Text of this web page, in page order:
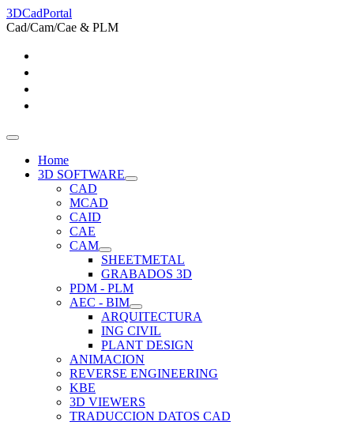
3DCadPortal
Cad/Cam/Cae & PLM
Home
3D SOFTWARE
CAD
MCAD
CAID
CAE
CAM
SHEETMETAL
GRABADOS 3D
PDM - PLM
AEC - BIM
ARQUITECTURA
ING CIVIL
PLANT DESIGN
ANIMACION
REVERSE ENGINEERING
KBE
3D VIEWERS
TRADUCCION DATOS CAD